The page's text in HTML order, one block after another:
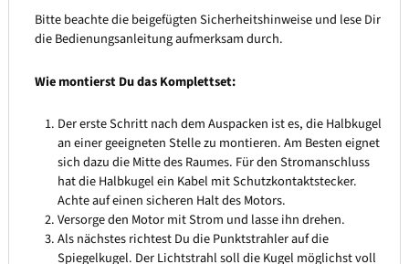
Bitte beachte die beigefügten Sicherheitshinweise und lese Dir
die Bedienungsanleitung aufmerksam durch.
Wie montierst Du das Komplettset:
Der erste Schritt nach dem Auspacken ist es, die Halbkugel
an einer geeigneten Stelle zu montieren. Am Besten eignet
sich dazu die Mitte des Raumes. Für den Stromanschluss
hat die Halbkugel ein Kabel mit Schutzkontaktstecker.
Achte auf einen sicheren Halt des Motors.
Versorge den Motor mit Strom und lasse ihn drehen.
Als nächstes richtest Du die Punktstrahler auf die
Spiegelkugel. Der Lichtstrahl soll die Kugel möglichst voll